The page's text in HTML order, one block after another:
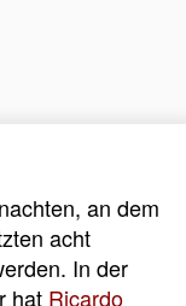
an dem
acht
In der
hat Ricardo